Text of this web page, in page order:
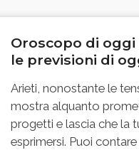
Oroscopo di oggi
le previsioni di
Arieti, nonostante le
mostra alquanto
progetti e lascia che la
esprimersi. Puoi